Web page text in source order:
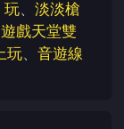
玩、 淡淡槍
遊戲天堂雙
玩、 音遊線